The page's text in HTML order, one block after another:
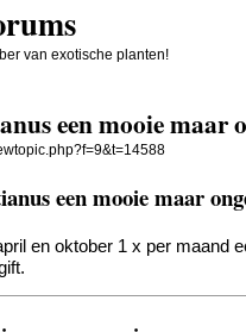
van exotische planten!
een mooie maar
een mooie maar
en oktober 1 x per maand